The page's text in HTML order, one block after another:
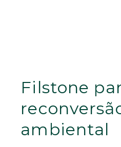
Filstone
ambiental